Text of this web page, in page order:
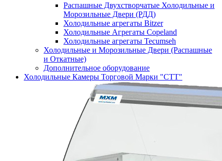
Распашные Двухстворчатые Холодильные и
Морозильные Двери (РДД)
Холодильные агрегаты Bitzer
Холодильные Агрегаты Copeland
Холодильные агрегаты Tecumseh
Холодильные и Морозильные Двери (Распашные
и Откатные)
Дополнительное оборудование
Холодильные Камеры Торговой Марки "СТТ"